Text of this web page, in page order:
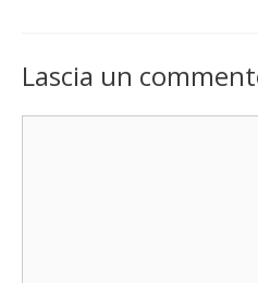
Lascia un